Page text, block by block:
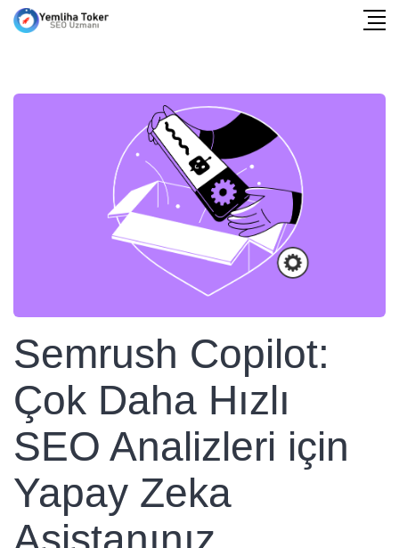
Semrush Copilot:
Çok Daha Hızlı
SEO Analizleri için
Yapay Zeka